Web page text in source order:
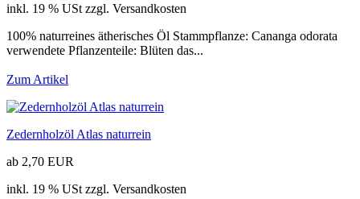
inkl. 19 % USt zzgl. Versandkosten
100% naturreines ätherisches Öl Stammpflanze: Cananga odorata
verwendete Pflanzenteile: Blüten das...
Zum Artikel
Zedernholzöl Atlas naturrein
ab 2,70 EUR
inkl. 19 % USt zzgl. Versandkosten